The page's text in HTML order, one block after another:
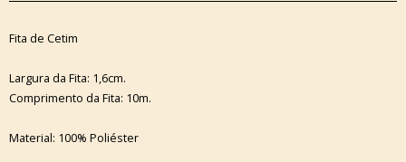
Fita de Cetim
Largura da Fita: 1,6cm.
Comprimento da Fita: 10m.
Material: 100% Poliéster